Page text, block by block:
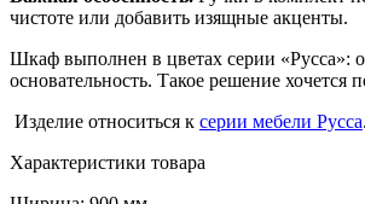
чистоте или добавить изящные акценты.
Шкаф выполнен в цветах серии «Русса»:
основательность. Такое решение
Изделие относиться к серии мебели Русса.
Характеристики товара